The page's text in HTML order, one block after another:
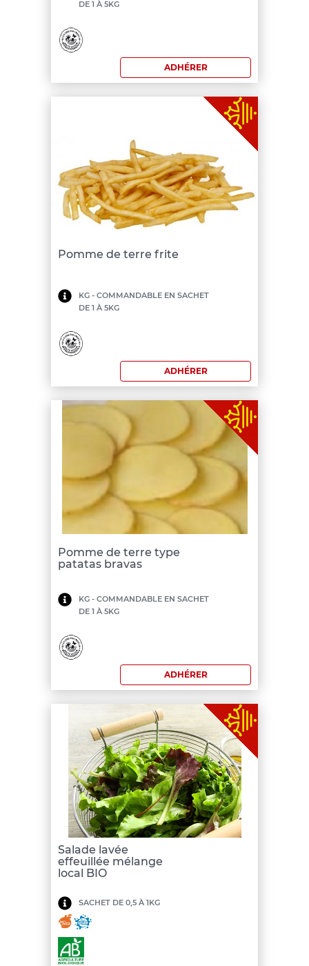
de
commande:
200
DE 1 À 5KG
ADHÉRER
Pomme de terre frite
Minimum
de
commande:
200
KG - COMMANDABLE EN SACHET
DE 1 À 5KG
ADHÉRER
Pomme de terre type
patatas bravas
Minimum
de
commande:
200
KG - COMMANDABLE EN SACHET
DE 1 À 5KG
ADHÉRER
Salade lavée
effeuillée mélange
local BIO
Minimum
de
commande:
200
SACHET DE 0,5 À 1KG